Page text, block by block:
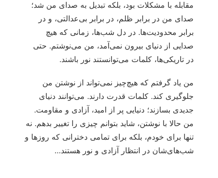
مقابله با مشکلات بود، بلکه تبدیل به صدای من شد؛
صدای من در برابر ظلم، در برابر بی‌عدالتی، و در
برابر محدودیت‌ها. در دل شب‌ها، زمانی که هیچ
صدایی از دنیای بیرون نمی‌آمد، من می‌نوشتم. حتی
در تاریکی‌ها، کلمات می‌توانستند نور باشند.
من یاد گرفتم که هیچ‌چیز نمی‌تواند از نوشتن من
جلوگیری کند. کلمات قدرت دارند. می‌توانند دنیای
جدیدی بسازند؛ دنیایی پر از امید، آزادی و مقاومت.
من حالا با نوشتن، شاید بتوانم چیزی را تغییر بدهم. نه
تنها برای خودم، بلکه برای تمامی دخترانی که روزها و
شب‌های‌شان در انتظار آزادی و نور هستند…